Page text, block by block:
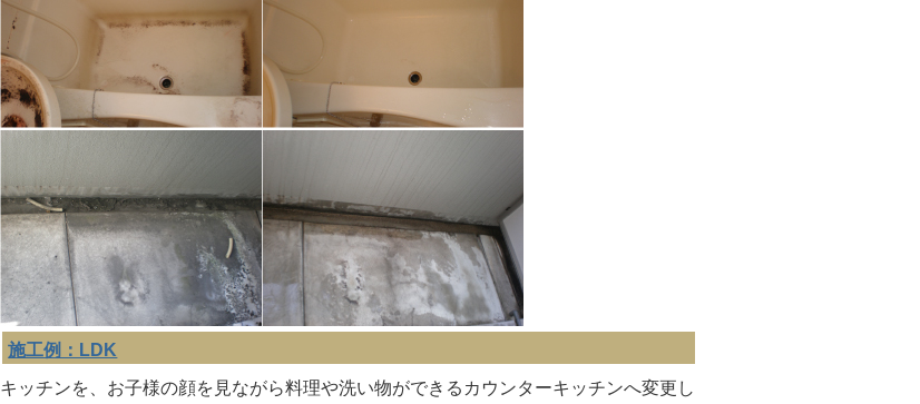
施工例：LDK
キッチンを、お子様の顔を見ながら料理や洗い物ができるカウンターキッチンへ変更し